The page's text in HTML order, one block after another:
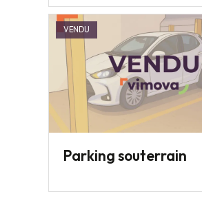
VENDU
Parking souterrain